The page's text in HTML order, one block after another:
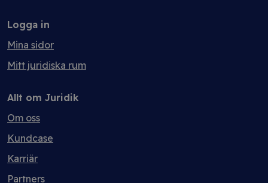
Logga in
Mina sidor
Mitt juridiska rum
Allt om Juridik
Om oss
Kundcase
Karriär
Partners